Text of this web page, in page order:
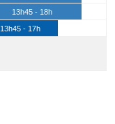
13h45 - 18h
13h45 - 17h